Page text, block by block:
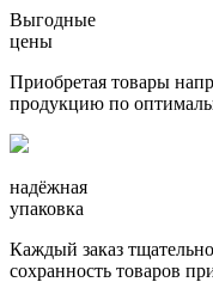
Выгодные
цены
Приобретая товары
продукцию по
надёжная
упаковка
Каждый заказ
сохранность товаров